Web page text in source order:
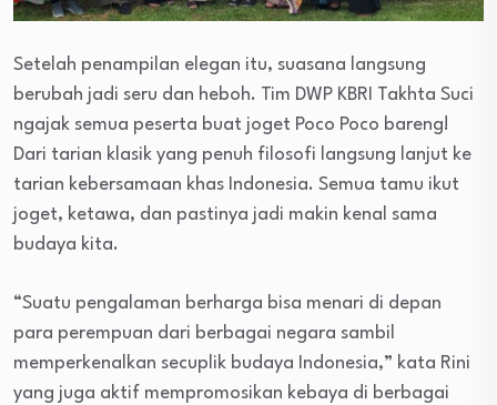
Setelah penampilan elegan itu, suasana langsung
berubah jadi seru dan heboh. Tim DWP KBRI Takhta Suci
ngajak semua peserta buat joget Poco Poco bareng!
Dari tarian klasik yang penuh filosofi langsung lanjut ke
tarian kebersamaan khas Indonesia. Semua tamu ikut
joget, ketawa, dan pastinya jadi makin kenal sama
budaya kita.
“Suatu pengalaman berharga bisa menari di depan
para perempuan dari berbagai negara sambil
memperkenalkan secuplik budaya Indonesia,” kata Rini
yang juga aktif mempromosikan kebaya di berbagai